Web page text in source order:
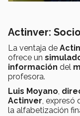
Actinver:
La ventaja de
ofrece un
información del
profesora.
Luis Moyano,
Actinver, expresó
la alfabetización